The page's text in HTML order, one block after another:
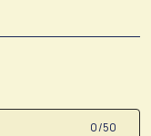
0 /50